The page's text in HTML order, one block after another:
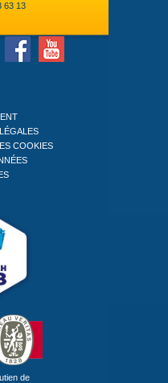
63 13
COOKIES
de